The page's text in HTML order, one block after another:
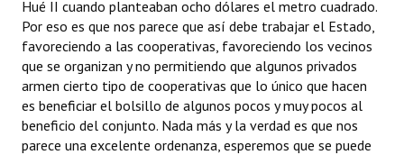
Hué II cuando planteaban ocho dólares el metro cuadrado.
Por eso es que nos parece que así debe trabajar el Estado,
favoreciendo a las cooperativas, favoreciendo los vecinos
que se organizan y no permitiendo que algunos privados
armen cierto tipo de cooperativas que lo único que hacen
es beneficiar el bolsillo de algunos pocos y muy pocos al
beneficio del conjunto. Nada más y la verdad es que nos
parece una excelente ordenanza, esperemos que se puede